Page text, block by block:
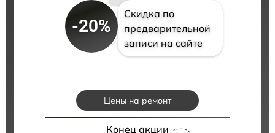
-20%
Скидка по
предварительной
записи на сайте
Цены на ремонт
Конец акции